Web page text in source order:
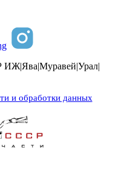
ИЖ|Ява|Муравей|Урал|
и обработки данных